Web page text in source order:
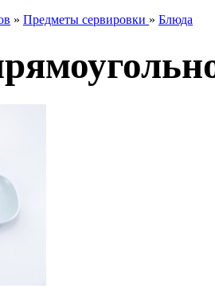
» Предметы сервировки » Блюда